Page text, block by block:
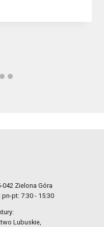
042 Zielona Góra
pt: 7:30 - 15:30
Lubuskie,